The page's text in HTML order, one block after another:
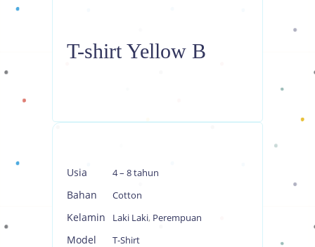
T-shirt Yellow B
Usia 4 – 8 tahun
Bahan Cotton
Kelamin Laki Laki, Perempuan
Model T-Shirt